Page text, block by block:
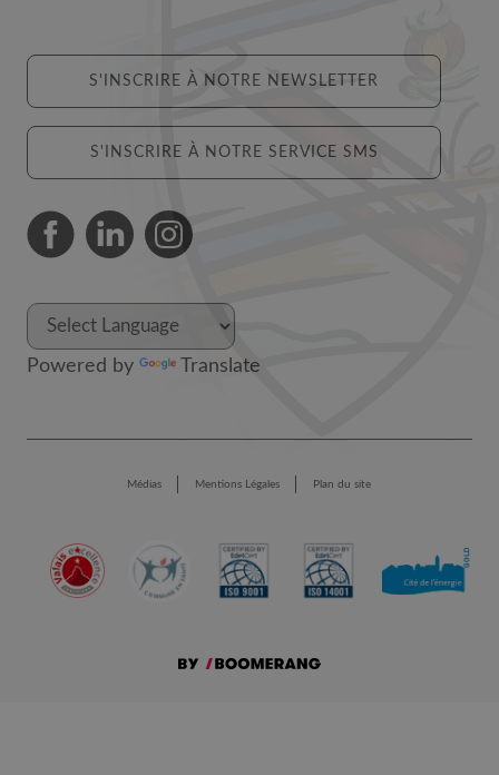
S'INSCRIRE À NOTRE NEWSLETTER
S'INSCRIRE À NOTRE SERVICE SMS
Powered by Translate
Médias Mentions Légales Plan du site